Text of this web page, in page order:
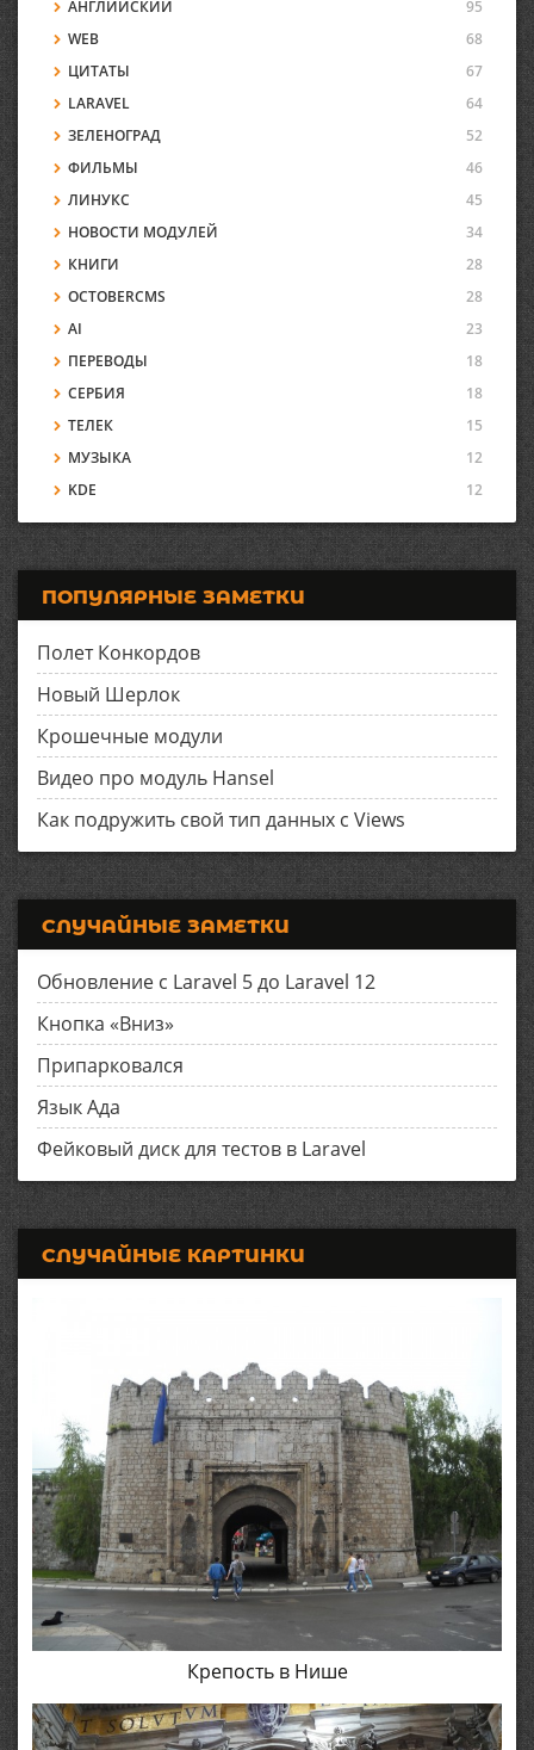
АНГЛИЙСКИЙ
95
WEB
68
ЦИТАТЫ
67
LARAVEL
64
ЗЕЛЕНОГРАД
52
ФИЛЬМЫ
46
ЛИНУКС
45
НОВОСТИ МОДУЛЕЙ
34
КНИГИ
28
OCTOBERCMS
28
AI
23
ПЕРЕВОДЫ
18
СЕРБИЯ
18
ТЕЛЕК
15
МУЗЫКА
12
KDE
12
ПОПУЛЯРНЫЕ ЗАМЕТКИ
Полет Конкордов
Новый Шерлок
Крошечные модули
Видео про модуль Hansel
Как подружить свой тип данных с Views
СЛУЧАЙНЫЕ ЗАМЕТКИ
Обновление с Laravel 5 до Laravel 12
Кнопка «Вниз»
Припарковался
Язык Ада
Фейковый диск для тестов в Laravel
СЛУЧАЙНЫЕ КАРТИНКИ
Крепость в Нише